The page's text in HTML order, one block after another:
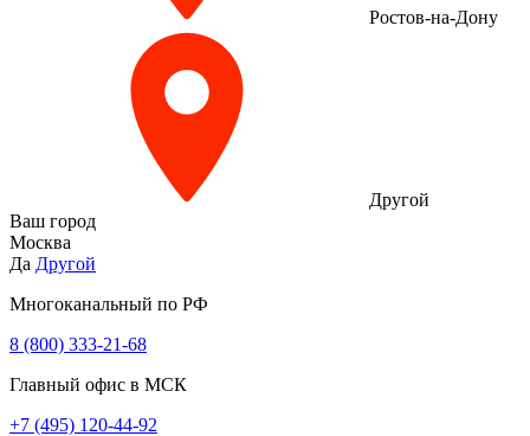
Ростов-на-Дону
Другой
Ваш город
Москва
Да Другой
Многоканальный по РФ
8 (800) 333‑21-68
Главный офис в МСК
+7 (495) 120-44-92